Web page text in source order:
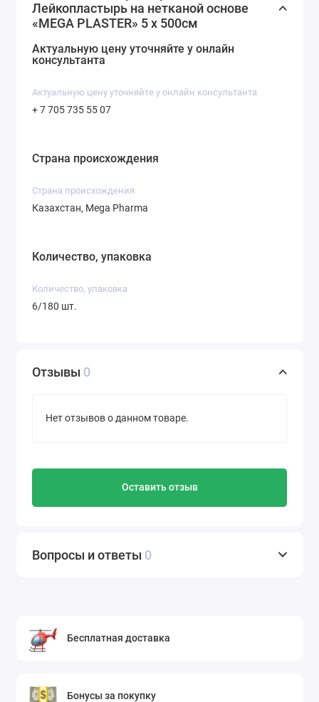
Хорошо фиксируется даже на подвижных
Подходит для чувствительной кожи
Область применения:
Педиатрия, геронтология и др.
Лейкопластырь на нетканой основе
«MEGA PLASTER» 5 х 500см
Актуальную цену уточняйте у онлайн
консультанта
Актуальную цену уточняйте у онлайн консультанта
+ 7 705 735 55 07
Страна происхождения
Cтрана происхождения
Казахстан, Mega Pharma
Количество, упаковка
Количество, упаковка
6/180 шт.
Отзывы 0
Нет отзывов о данном товаре.
Оставить отзыв
Вопросы и ответы 0
Бесплатная доставка
Бонусы за покупку